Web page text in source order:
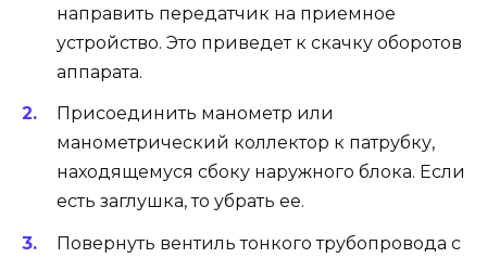
направить передатчик на приемное
устройство. Это приведет к скачку оборотов
аппарата.
Присоединить манометр или
манометрический коллектор к патрубку,
находящемуся сбоку наружного блока. Если
есть заглушка, то убрать ее.
Повернуть вентиль тонкого трубопровода с